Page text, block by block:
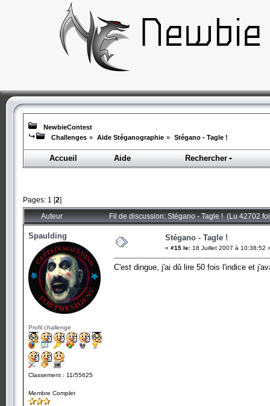
NewbieContest
Challenges » Aide Stéganographie » Stégano - Tagle !
Accueil Aide Rechercher
Pages: 1 [2]
Auteur Fil de discussion: Stégano - Tagle ! (Lu 42702
Spaulding
Profil challenge
Classement : 11/55625
Membre Complet
Stégano - Tagle !
« #15 le: 18 Juillet 2007 à 10:38:52
C'est dingue, j'ai dû lire 50 fois l'indice et